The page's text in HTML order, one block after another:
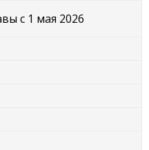
с 1 мая 2026